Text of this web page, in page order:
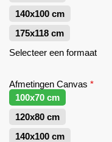
140x100 cm
175x118 cm
Selecteer een formaat
Afmetingen Canvas *
100x70 cm
120x80 cm
140x100 cm